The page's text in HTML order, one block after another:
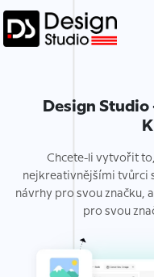
Design
Chcete-li vytvořit
nejkreativnějšími tvůrci
návrhy pro svou značku,
pro svou